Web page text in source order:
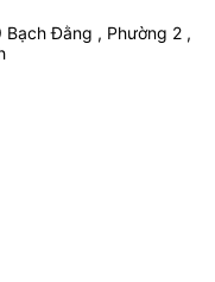
Bạch Đằng , Phường 2 ,